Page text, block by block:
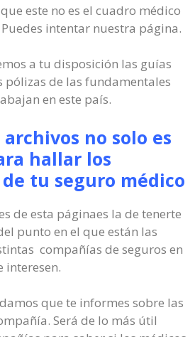
este no es el cuadro médico
intentar nuestra página.
a tu disposición las guías
pólizas de las fundamentales
en este país.
no solo es
hallar los
tu seguro médico
de esta páginaes la de tenerte
punto en el que están las
compañías de seguros en
interesen.
que te informes sobre las
Será de lo más útil